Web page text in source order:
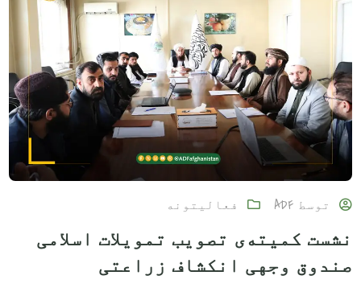
توسطADF فعالیتونه
نشست کمیته‌ی تصویب تمویلات اسلامی
صندوق وجهی انکشاف زراعتی